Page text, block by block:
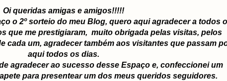
Oi queridas amigas e amigos!!!!!
o 2º sorteio do meu Blog, quero aqui agradecer a todos
que me prestigiaram, muito obrigada pelas visitas, pelos
cada um, agradecer também aos visitantes que passam
aqui todos os dias.
agradecer ao sucesso desse Espaço e, confeccionei um
para presentear um dos meus queridos seguidores.